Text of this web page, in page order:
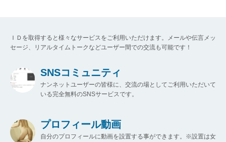
ＩＤを取得すると様々なサービスをご利用いただけます。メールや伝言メッ
セージ、リアルタイムトークなどユーザー間での交流も可能です！
SNSコミュニティ
ナンネットユーザーの皆様に、交流の場としてご利用いただいて
いる完全無料のSNSサービスです。
プロフィール動画
自分のプロフィールに動画を設置する事ができます。※設置は女